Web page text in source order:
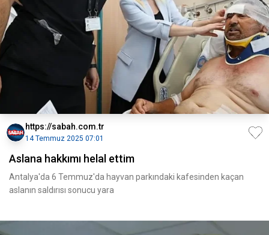
https://sabah.com.tr
14 Temmuz 2025 07:01
Aslana hakkımı helal ettim
Antalya'da 6 Temmuz'da hayvan parkındaki kafesinden kaçan
aslanın saldırısı sonucu yara